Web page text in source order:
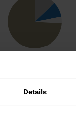
Details